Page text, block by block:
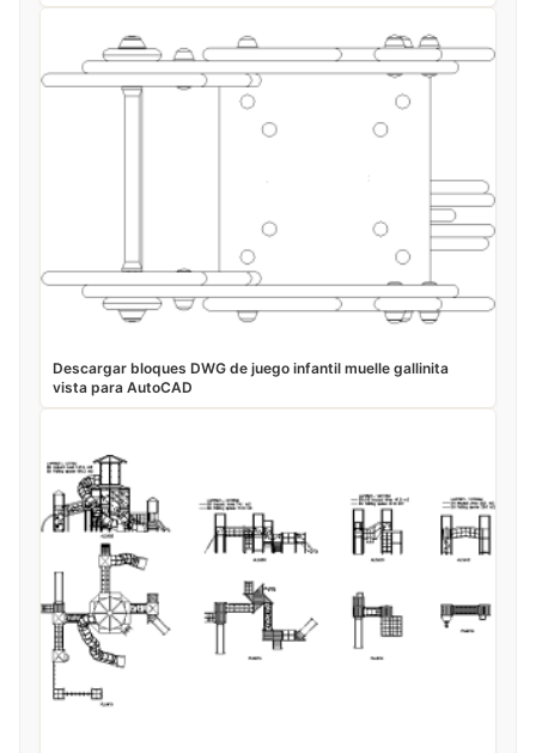
Descargar bloques DWG de juego infantil muelle gallinita
vista para AutoCAD